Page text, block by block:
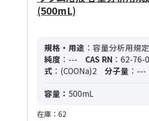
(500mL)
規格・用途 ：容量分析用規
純度 ：--- CAS RN ：62-76-0
式：(COONa)2 分子量 ：---
容量： 500mL
在庫：62